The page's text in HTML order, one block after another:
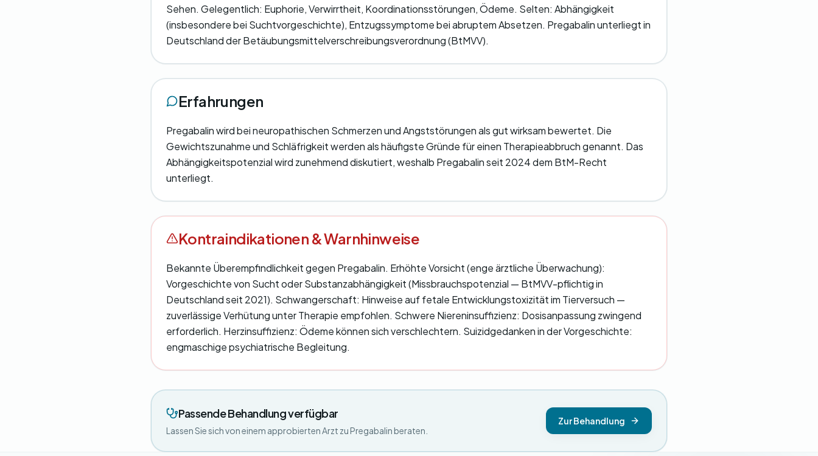
Sehen. Gelegentlich: Euphorie, Verwirrtheit, Koordinationsstörungen, Ödeme. Selten: Abhängigkeit
(insbesondere bei Suchtvorgeschichte), Entzugssymptome bei abruptem Absetzen. Pregabalin unterliegt in
Deutschland der Betäubungsmittelverschreibungsverordnung (BtMVV).
Erfahrungen
Pregabalin wird bei neuropathischen Schmerzen und Angststörungen als gut wirksam bewertet. Die
Gewichtszunahme und Schläfrigkeit werden als häufigste Gründe für einen Therapieabbruch genannt. Das
Abhängigkeitspotenzial wird zunehmend diskutiert, weshalb Pregabalin seit 2024 dem BtM-Recht
unterliegt.
Kontraindikationen & Warnhinweise
Bekannte Überempfindlichkeit gegen Pregabalin. Erhöhte Vorsicht (enge ärztliche Überwachung):
Vorgeschichte von Sucht oder Substanzabhängigkeit (Missbrauchspotenzial — BtMVV-pflichtig in
Deutschland seit 2021). Schwangerschaft: Hinweise auf fetale Entwicklungstoxizität im Tierversuch —
zuverlässige Verhütung unter Therapie empfohlen. Schwere Niereninsuffizienz: Dosisanpassung zwingend
erforderlich. Herzinsuffizienz: Ödeme können sich verschlechtern. Suizidgedanken in der Vorgeschichte:
engmaschige psychiatrische Begleitung.
Passende Behandlung verfügbar
Lassen Sie sich von einem approbierten Arzt zu Pregabalin beraten.
Zur Behandlung